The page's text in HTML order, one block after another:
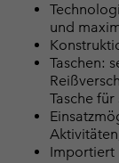
und
Taschen:
Tasche
Importiert